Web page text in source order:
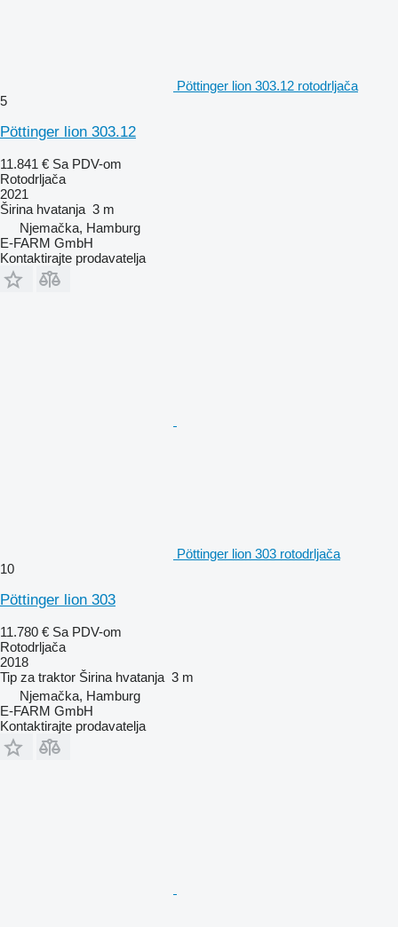
Pöttinger lion 303.12 rotodrljača
5
Pöttinger lion 303.12
11.841 € Sa PDV-om
Rotodrljača
2021
Širina hvatanja 3 m
Njemačka, Hamburg
E-FARM GmbH
Kontaktirajte prodavatelja
Pöttinger lion 303 rotodrljača
10
Pöttinger lion 303
11.780 € Sa PDV-om
Rotodrljača
2018
Tip za traktor Širina hvatanja 3 m
Njemačka, Hamburg
E-FARM GmbH
Kontaktirajte prodavatelja